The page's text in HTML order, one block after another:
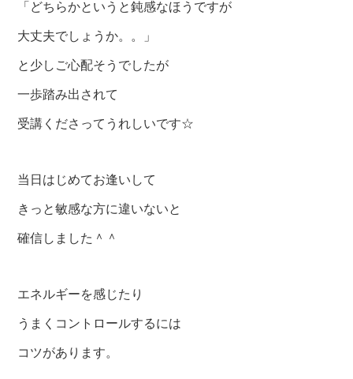
「どちらかというと鈍感なほうですが
大丈夫でしょうか。。」
と少しご心配そうでしたが
一歩踏み出されて
受講くださってうれしいです☆
当日はじめてお逢いして
きっと敏感な方に違いないと
確信しました＾＾
エネルギーを感じたり
うまくコントロールするには
コツがあります。